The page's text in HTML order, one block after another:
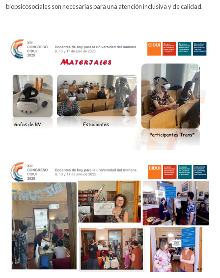
biopsicosociales son necesarias para una atención inclusiva y de calidad.